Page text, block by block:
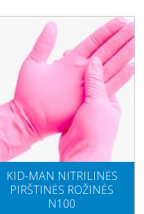
KID-MAN NITRILINĖS
PIRŠTINĖS ROŽINĖS
N100